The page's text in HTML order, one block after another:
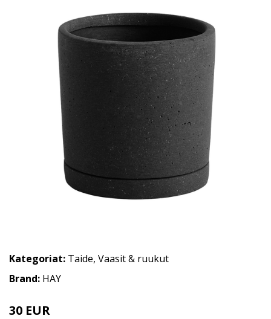
Kategoriat: Taide, Vaasit & ruukut
Brand: HAY
30 EUR